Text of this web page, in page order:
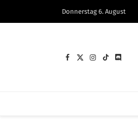
Donnerstag 6. August
Facebook
X
Instagram
TikTokDiscord